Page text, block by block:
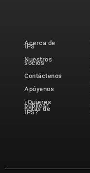
Acerca de
IPS
Nuestros
socios
Contáctenos
Apóyenos
¿Quieres
publicar
notas de
IPS?